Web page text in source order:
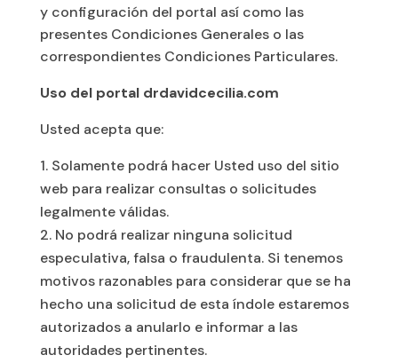
y configuración del portal así como las
presentes Condiciones Generales o las
correspondientes Condiciones Particulares.
Uso del portal drdavidcecilia.com
Usted acepta que:
Solamente podrá hacer Usted uso del sitio
web para realizar consultas o solicitudes
legalmente válidas.
No podrá realizar ninguna solicitud
especulativa, falsa o fraudulenta. Si tenemos
motivos razonables para considerar que se ha
hecho una solicitud de esta índole estaremos
autorizados a anularlo e informar a las
autoridades pertinentes.